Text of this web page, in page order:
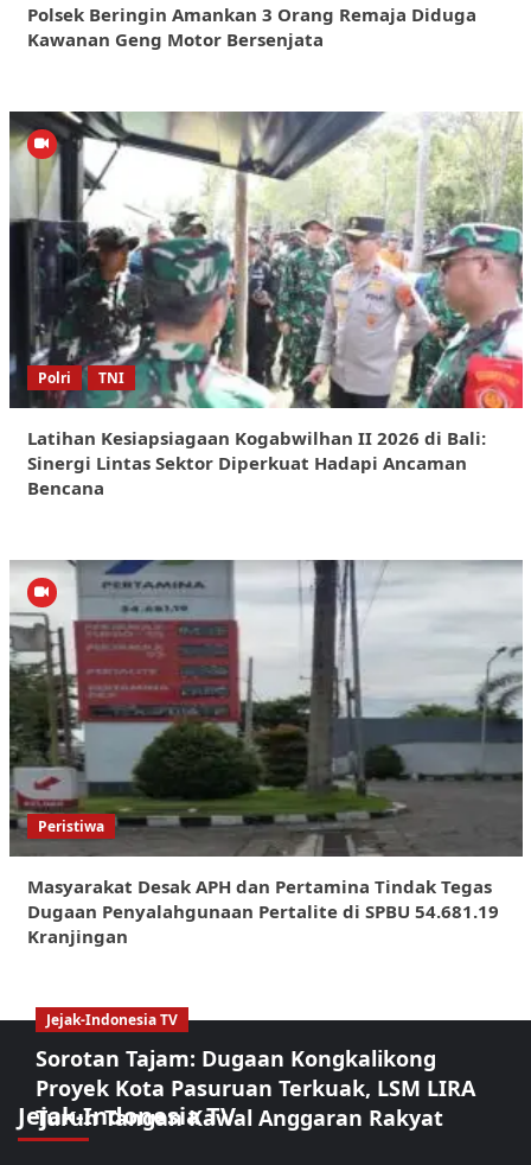
Polsek Beringin Amankan 3 Orang Remaja Diduga
Kawanan Geng Motor Bersenjata
Polri TNI
Latihan Kesiapsiagaan Kogabwilhan II 2026 di Bali:
Sinergi Lintas Sektor Diperkuat Hadapi Ancaman
Bencana
Peristiwa
Masyarakat Desak APH dan Pertamina Tindak Tegas
Dugaan Penyalahgunaan Pertalite di SPBU 54.681.19
Kranjingan
Jejak-Indonesia TV
Jejak-Indonesia TV
Sorotan Tajam: Dugaan Kongkalikong
Proyek Kota Pasuruan Terkuak, LSM LIRA
Turun Tangan Kawal Anggaran Rakyat